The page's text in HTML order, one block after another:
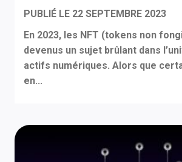
PUBLIÉ LE 22 SEPTEMBRE 2023
En 2023, les NFT (tokens non
devenus un sujet brûlant dans
actifs numériques. Alors que
en...